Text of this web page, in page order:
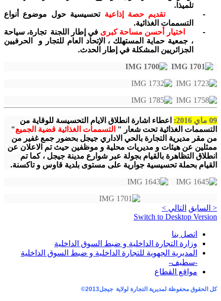
تلميذا.
-
تقديم حصة إذاعية تحسيسية حول موضوع أنواع
التسممات الغذائية.
-
اختيار أحسن مساحة كبرى في إطار اللجنة تجارة، سياحة
، جمعية حماية المستهلك ، الإتحاد العام للتجار و الحرفيين
الجزائريين المشكلة في إطار الحدث.
09 ماي 2016:
اعطاء اشارة انطلاق الايام التحسيسة للوقاية من
التسممات الغذائية تحت شعار " التسممات الغذائية قضية الجميع"
من مقر مديرية التجارة بالحي الاداري جيجل بحضور جمع غفير من
ممثلين عن هيئات و مديريات محلية و موظفين حيث تم الاعلان عن
انطلاق التظاهرة بالقيام بجولة عبر شوارع مدينة جيجل ، كما تم
القيام بحملة تحسيسية جوارية على مستوى بلدية قاوس و تاكسنة.
< السابق التالي >
Switch to Desktop Version
اتصل بنا
وزارة التجارة الداخلية و ضبط السوق الداخلية
المديرية الجهوية للتجارة الداخلية و ضبط السوق الداخلية
-سطيف-
مواقع القطاع
كل الحقوق محفوظة لمديرية التجارة لولاية جيجل2013©